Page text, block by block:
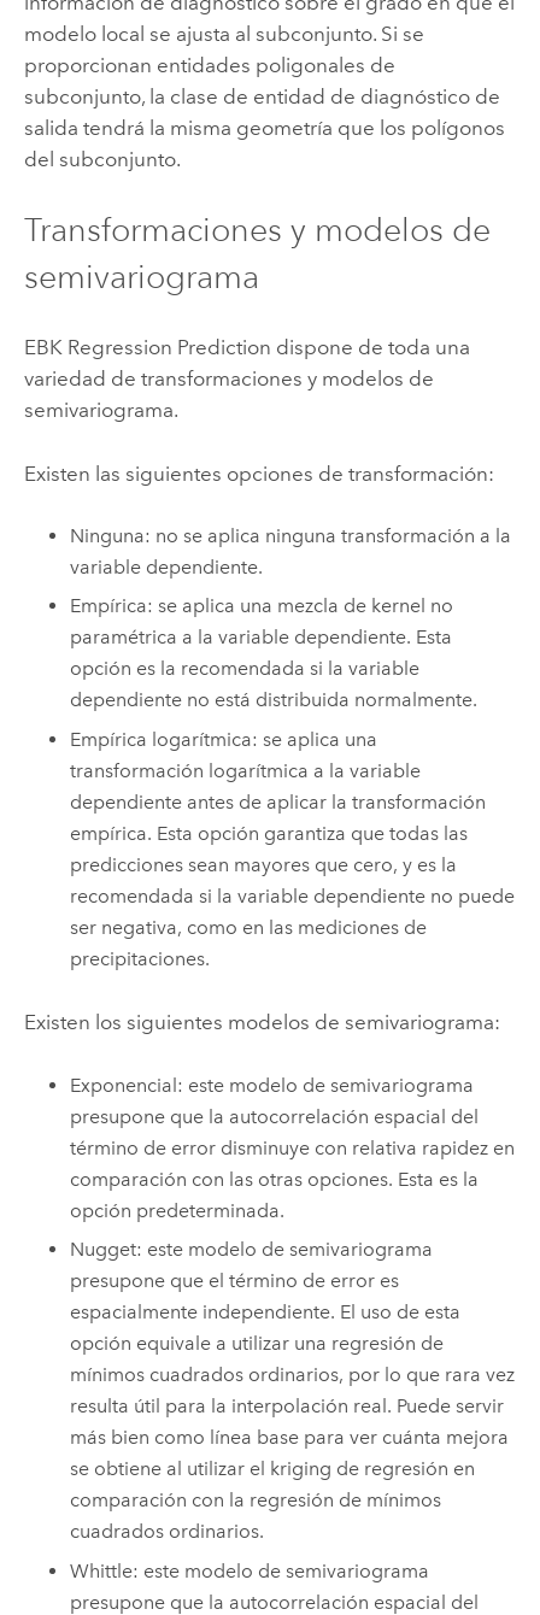
modelo local se ajusta al subconjunto. Si se
proporcionan entidades poligonales de
subconjunto, la clase de entidad de diagnóstico de
salida tendrá la misma geometría que los polígonos
del subconjunto.
Transformaciones y modelos de
semivariograma
EBK Regression Prediction dispone de toda una
variedad de transformaciones y modelos de
semivariograma.
Existen las siguientes opciones de transformación:
Ninguna: no se aplica ninguna transformación a la
variable dependiente.
Empírica: se aplica una mezcla de kernel no
paramétrica a la variable dependiente. Esta
opción es la recomendada si la variable
dependiente no está distribuida normalmente.
Empírica logarítmica: se aplica una
transformación logarítmica a la variable
dependiente antes de aplicar la transformación
empírica. Esta opción garantiza que todas las
predicciones sean mayores que cero, y es la
recomendada si la variable dependiente no puede
ser negativa, como en las mediciones de
precipitaciones.
Existen los siguientes modelos de semivariograma:
Exponencial: este modelo de semivariograma
presupone que la autocorrelación espacial del
término de error disminuye con relativa rapidez en
comparación con las otras opciones. Esta es la
opción predeterminada.
Nugget: este modelo de semivariograma
presupone que el término de error es
espacialmente independiente. El uso de esta
opción equivale a utilizar una regresión de
mínimos cuadrados ordinarios, por lo que rara vez
resulta útil para la interpolación real. Puede servir
más bien como línea base para ver cuánta mejora
se obtiene al utilizar el kriging de regresión en
comparación con la regresión de mínimos
cuadrados ordinarios.
Whittle: este modelo de semivariograma
presupone que la autocorrelación espacial del